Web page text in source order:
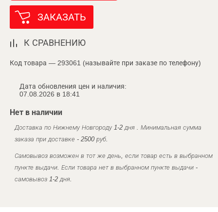
ЗАКАЗАТЬ
К СРАВНЕНИЮ
Код товара — 293061 (называйте при заказе по телефону)
Дата обновления цен и наличия:
07.08.2026 в 18:41
Нет в наличии
Доставка по Нижнему Новгороду 1-2 дня . Минимальная сумма
заказа при доставке - 2500 руб.
Самовывоз возможен в тот же день, если товар есть в выбранном
пункте выдачи. Если товара нет в выбранном пункте выдачи -
самовывоз 1-2 дня.